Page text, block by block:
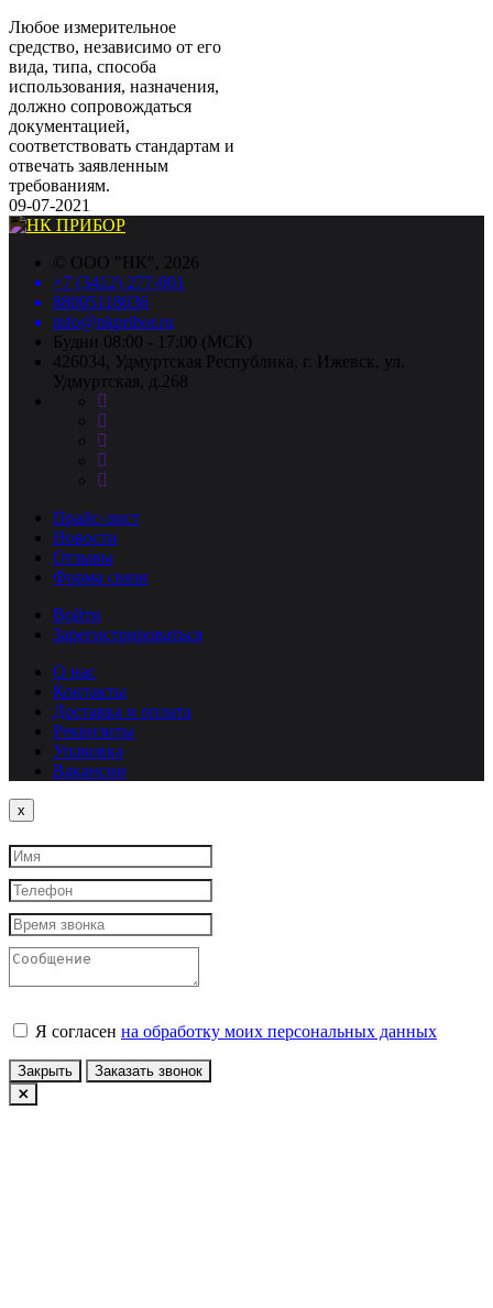
Любое измерительное
средство, независимо от его
вида, типа, способа
использования, назначения,
должно сопровождаться
документацией,
соответствовать стандартам и
отвечать заявленным
требованиям.
09-07-2021
© ООО "НК", 2026
+7 (3412) 277-001
88005118036
info@nkpribor.ru
Будни 08:00 - 17:00 (МСК)
426034, Удмуртская Республика, г. Ижевск, ул.
Удмуртская, д.268
Прайс-лист
Новости
Отзывы
Форма связи
Войти
Зарегистрироваться
О нас
Контакты
Доставка и оплата
Реквизиты
Упаковка
Вакансии
x
Я согласен на обработку моих персональных данных
Закрыть Заказать звонок